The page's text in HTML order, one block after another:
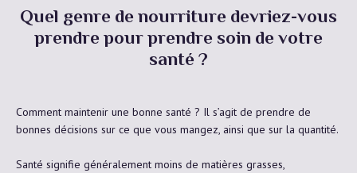
Quel genre de nourriture devriez-vous
prendre pour prendre soin de votre
santé ?
Comment maintenir une bonne santé ? Il s’agit de prendre de
bonnes décisions sur ce que vous mangez, ainsi que sur la quantité.
Santé signifie généralement moins de matières grasses,